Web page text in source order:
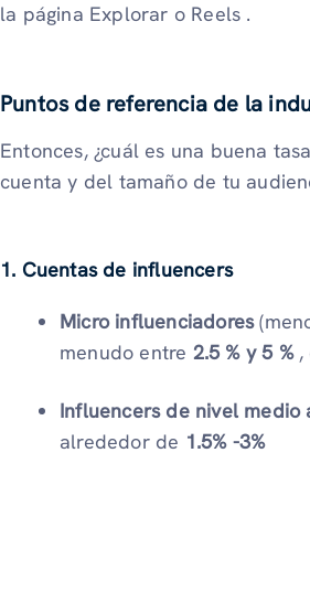
la página Explorar o Reels .
Puntos de referencia de la
Entonces, ¿cuál es una buena
cuenta y del tamaño de tu
1. Cuentas de influencers
Micro influenciadores
menudo entre 2.5 % y 5 % ,
Influencers de nivel medio
alrededor de 1.5% -3%